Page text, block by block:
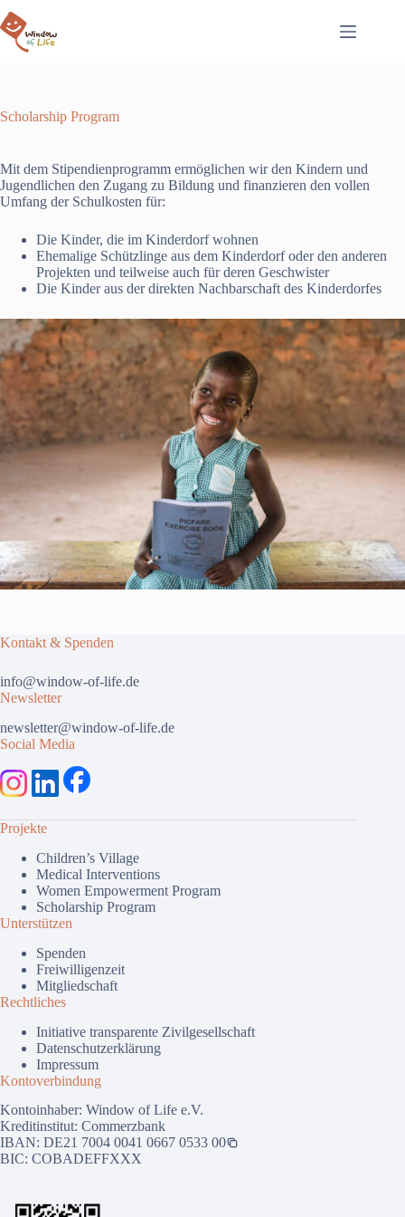
Inhalt
springen
Scholarship Program
Mit dem Stipendienprogramm ermöglichen wir den Kindern und
Jugendlichen den Zugang zu Bildung und finanzieren den vollen
Umfang der Schulkosten für:
Die Kinder, die im Kinderdorf wohnen
Ehemalige Schützlinge aus dem Kinderdorf oder den anderen
Projekten und teilweise auch für deren Geschwister
Die Kinder aus der direkten Nachbarschaft des Kinderdorfes
Kontakt & Spenden
info@window-of-life.de
Newsletter
newsletter@window-of-life.de
Social Media
Projekte
Children’s Village
Medical Interventions
Women Empowerment Program
Scholarship Program
Unterstützen
Spenden
Freiwilligenzeit
Mitgliedschaft
Rechtliches
Initiative transparente Zivilgesellschaft
Datenschutzerklärung
Impressum
Kontoverbindung
Kontoinhaber: Window of Life e.V.
Kreditinstitut: Commerzbank
IBAN: DE21 7004 0041 0667 0533 00
BIC: COBADEFFXXX